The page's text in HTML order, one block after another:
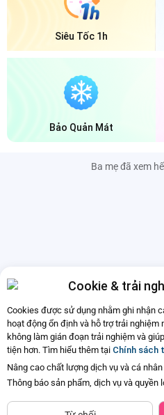
Siêu Tốc 1h
Bảo Quản Mát
Ba mẹ đã xem
Cookie & trải
Cookies được sử dụng nhằm ghi nhận
hoạt động ổn định và hỗ trợ trải
không làm gián đoạn trải nghiệm và
tiện hơn. Tìm hiểu thêm tại Chính sách
Nâng cao chất lượng dịch vụ và cá
Thông báo sản phẩm, dịch vụ và quyền